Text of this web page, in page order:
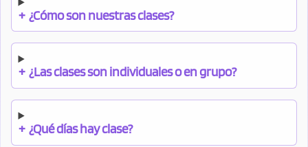
+ ¿Cómo son nuestras clases?
+ ¿Las clases son individuales o en grupo?
+ ¿Qué días hay clase?